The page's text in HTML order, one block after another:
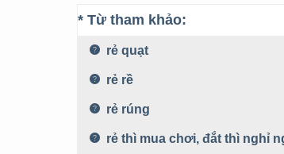
* Từ tham khảo:
rẻ quạt
rẻ rề
rẻ rúng
rẻ thì mua chơi, đắt thì nghỉ